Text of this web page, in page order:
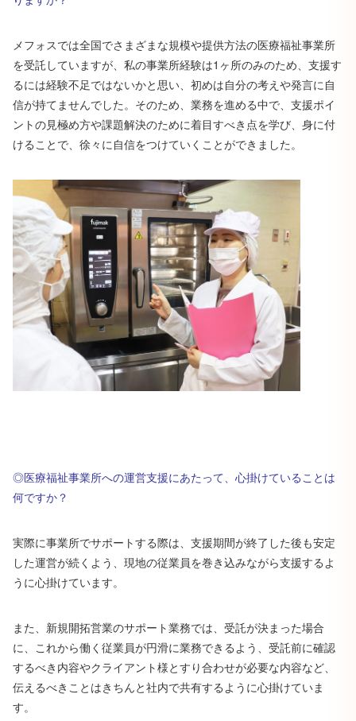
メフォスでは全国でさまざまな規模や提供方法の医療福祉事業所
を受託していますが、私の事業所経験は1ヶ所のみのため、支援す
るには経験不足ではないかと思い、初めは自分の考えや発言に自
信が持てませんでした。そのため、業務を進める中で、支援ポイ
ントの見極め方や課題解決のために着目すべき点を学び、身に付
けることで、徐々に自信をつけていくことができました。
◎医療福祉事業所への運営支援にあたって、心掛けていることは
何ですか？
実際に事業所でサポートする際は、支援期間が終了した後も安定
した運営が続くよう、現地の従業員を巻き込みながら支援するよ
うに心掛けています。
また、新規開拓営業のサポート業務では、受託が決まった場合
に、これから働く従業員が円滑に業務できるよう、受託前に確認
するべき内容やクライアント様とすり合わせが必要な内容など、
伝えるべきことはきちんと社内で共有するように心掛けていま
す。